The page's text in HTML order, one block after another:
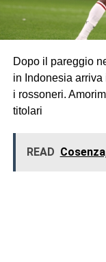
Dopo il pareggio
in Indonesia
i rossoneri.
titolari
READ